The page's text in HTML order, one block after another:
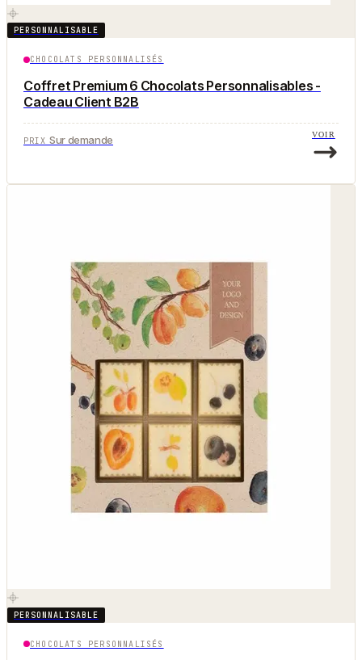
PERSONNALISABLE
CHOCOLATS PERSONNALISÉS
Coffret Premium 6 Chocolats Personnalisables -
Cadeau Client B2B
PRIX Sur demande VOIR
PERSONNALISABLE
CHOCOLATS PERSONNALISÉS